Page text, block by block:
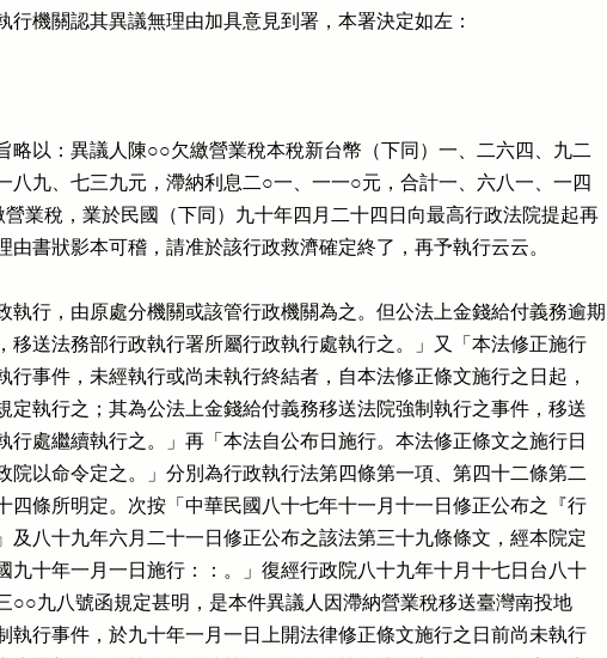
行機關認其異議無理由加具意見到署，本署決定如左：
略以：異議人陳○○欠繳營業稅本稅新台幣（下同）一、二六四、九二
八九、七三九元，滯納利息二○一、一一○元，合計一、六八一、一四
營業稅，業於民國（下同）九十年四月二十四日向最高行政法院提起再
由書狀影本可稽，請准於該行政救濟確定終了，再予執行云云。
執行，由原處分機關或該管行政機關為之。但公法上金錢給付義務逾期
，移送法務部行政執行署所屬行政執行處執行之。」又「本法修正施行
執行事件，未經執行或尚未執行終結者，自本法修正條文施行之日起，
規定執行之；其為公法上金錢給付義務移送法院強制執行之事件，移送
執行處繼續執行之。」再「本法自公布日施行。本法修正條文之施行日
政院以命令定之。」分別為行政執行法第四條第一項、第四十二條第二
十四條所明定。次按「中華民國八十七年十一月十一日修正公布之『行
』及八十九年六月二十一日修正公布之該法第三十九條條文，經本院定
國九十年一月一日施行：：。」復經行政院八十九年十月十七日台八十
三○○九八號函規定甚明，是本件異議人因滯納營業稅移送臺灣南投地
制執行事件，於九十年一月一日上開法律修正條文施行之日前尚未執行